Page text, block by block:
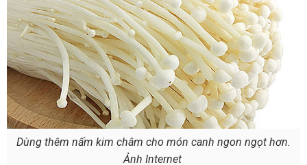
Dùng thêm nấm kim châm cho món canh ngon ngọt hơn.
Ảnh Internet